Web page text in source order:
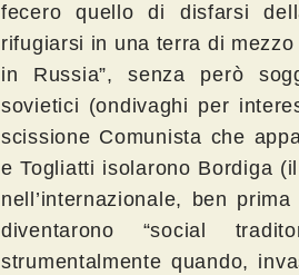
fecero quello di disfarsi
rifugiarsi in una terra di
in Russia”, senza però
sovietici (ondivaghi per
scissione Comunista che
e Togliatti isolarono Bordiga
nell’internazionale, ben
diventarono “social
strumentalmente quando,